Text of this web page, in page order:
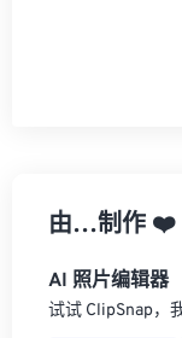
由…制作 ❤️
AI 照片编辑器
试试 ClipSnap，